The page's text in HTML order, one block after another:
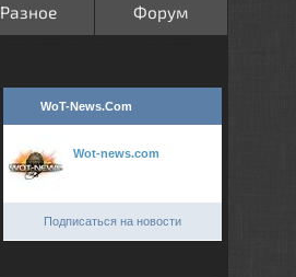
Разное Форум
WoT-News.Com
Wot-news.com
Подписаться на новости